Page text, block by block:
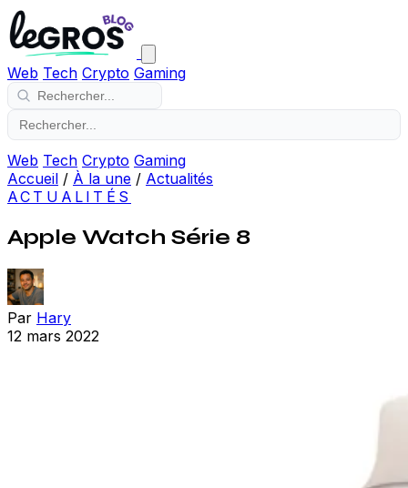
Web Tech Crypto Gaming
Web Tech Crypto Gaming
Accueil / À la une / Actualités
ACTUALITÉS
Apple Watch Série 8
Par Hary
12 mars 2022